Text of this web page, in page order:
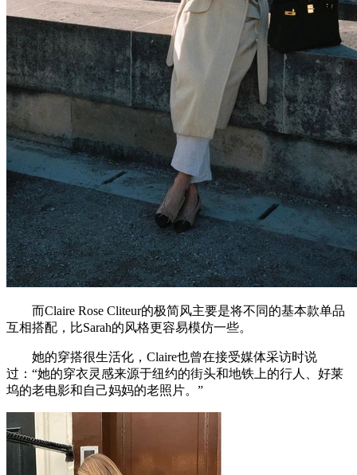
而Claire Rose Cliteur的极简风主要是将不同的基本款单品
互相搭配，比Sarah的风格更容易模仿一些。
她的穿搭很生活化，Claire也曾在接受媒体采访时说
过：“她的穿衣灵感来源于纽约的街头和地铁上的行人、好莱
坞的老电影和自己妈妈的老照片。”